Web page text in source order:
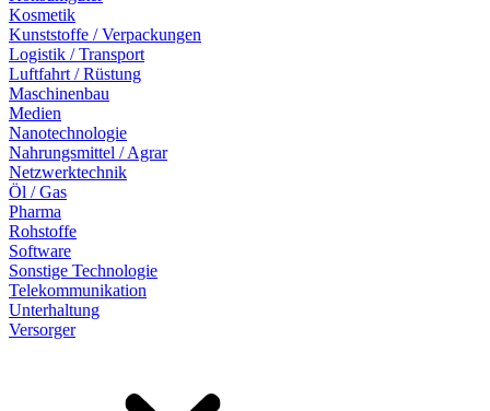
Kosmetik
Kunststoffe / Verpackungen
Logistik / Transport
Luftfahrt / Rüstung
Maschinenbau
Medien
Nanotechnologie
Nahrungsmittel / Agrar
Netzwerktechnik
Öl / Gas
Pharma
Rohstoffe
Software
Sonstige Technologie
Telekommunikation
Unterhaltung
Versorger